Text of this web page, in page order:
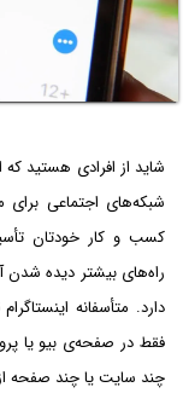
شاید از افرادی هستید که
شبکه‌های اجتماعی برای
کسب و کار خودتان
راه‌های بیشتر دیده شدن
دارد. متأسفانه
فقط در صفحه‌ی بیو یا
چند سایت یا چند صفحه